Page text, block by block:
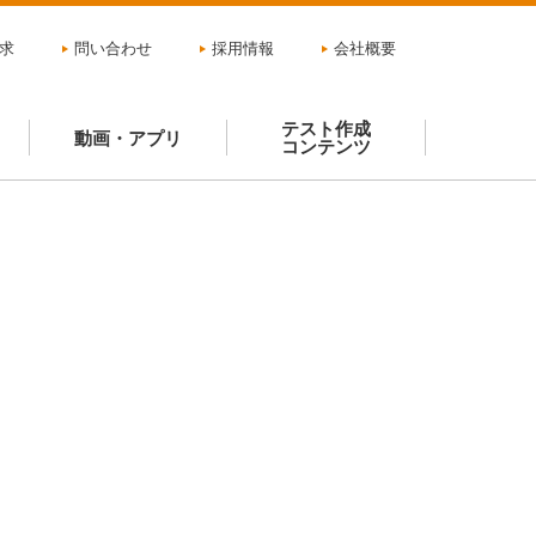
問い合わせ 採用情報 会社概要
動画・アプリ
テスト作成
コンテンツ